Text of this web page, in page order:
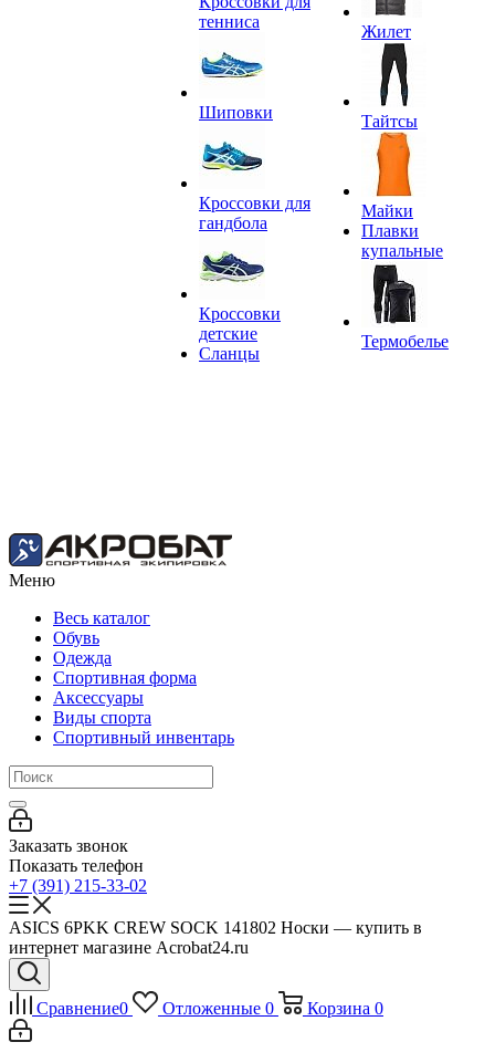
тенниса
Шиповки
Кроссовки для
гандбола
Кроссовки
детские
Сланцы
Жилет
Тайтсы
Майки
Плавки
купальные
Термобелье
Меню
Весь каталог
Обувь
Одежда
Спортивная форма
Аксессуары
Виды спорта
Спортивный инвентарь
Заказать звонок
Показать телефон
+7 (391) 215-33-02
ASICS 6PKK CREW SOCK 141802 Носки — купить в
интернет магазине Acrobat24.ru
Сравнение0 Отложенные 0 Корзина 0